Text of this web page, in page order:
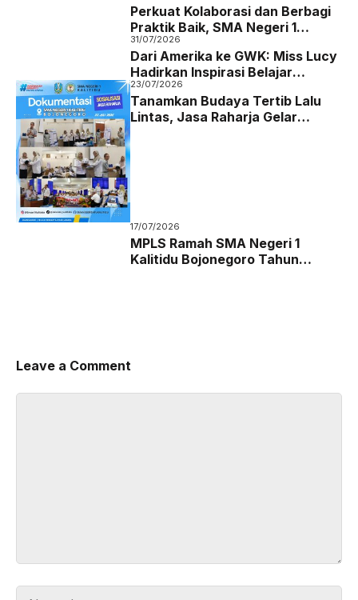
m
Sekolah Hijau dan Asri
Perkuat Kolaborasi dan Berbagi
Praktik Baik, SMA Negeri 1
Karanggede Boyolali Studi Tiru
ke SMA Negeri 1 Kalitidu
Bojonegoro
31/07/2026
Dari Amerika ke GWK: Miss Lucy
Hadirkan Inspirasi Belajar
Bahasa Inggris bagi Siswa SMA
Negeri 1 Kalitidu
23/07/2026
Tanamkan Budaya Tertib Lalu
Lintas, Jasa Raharja Gelar
Sosialisasi Keselamatan
Berkendara di SMAN 1 Kalitidu
Bojonegoro
17/07/2026
MPLS Ramah SMA Negeri 1
Kalitidu Bojonegoro Tahun
Leave a Comment